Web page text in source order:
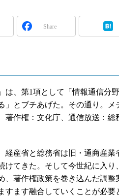
Share
、第1項として「情報通信分
」とブチあげた。その通り。メ
著作権：文化庁、通信放送：総
産省と総務省は旧・通商産業
けてきた。そして今世紀に入り
、著作権政策を巻き込んだ調整
すます融合していくことが必要